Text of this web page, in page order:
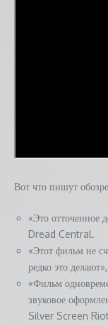
Вот что пишут
«Это отточенное
Dread Central.
«Этот фильм не
редко это
«Фильм
звуковое
Silver Screen